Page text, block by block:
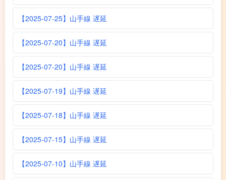
【2025-07-25】山手線 遅延
【2025-07-20】山手線 遅延
【2025-07-20】山手線 遅延
【2025-07-19】山手線 遅延
【2025-07-18】山手線 遅延
【2025-07-15】山手線 遅延
【2025-07-10】山手線 遅延